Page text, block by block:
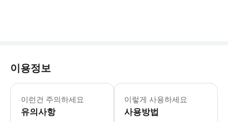
이용정보
이런건 주의하세요
유의사항
본 투어는 다양한 지형과 기상 조건에
이렇게 사용하세요
사용방법